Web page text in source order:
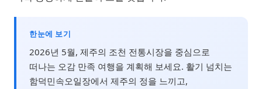
한눈에 보기
2026년 5월, 제주의 조천 전통시장을 중심으로
떠나는 오감 만족 여행을 계획해 보세요. 활기 넘치는
함덕민속오일장에서 제주의 정을 느끼고,